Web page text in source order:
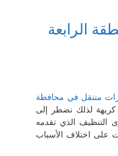
الرابعة
متنقل في محافظة
كريهة لذلك نضطر إلى
التنظيف الذي تقدمه
على اختلاف الأسباب